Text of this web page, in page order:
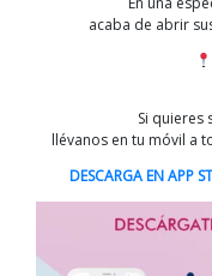
acaba de abrir
Si quieres
llévanos en tu móvil a
DESCARGA EN APP